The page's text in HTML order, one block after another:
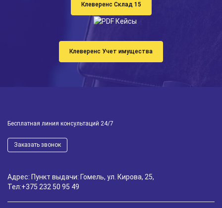
Клеверенс Склад 15
Клеверенс Учет имущества
Бесплатная линия консультаций 24/7
Заказать звонок
Адрес: Пункт выдачи: Гомель, ул. Кирова, 25,
Тел:+375 232 50 95 49